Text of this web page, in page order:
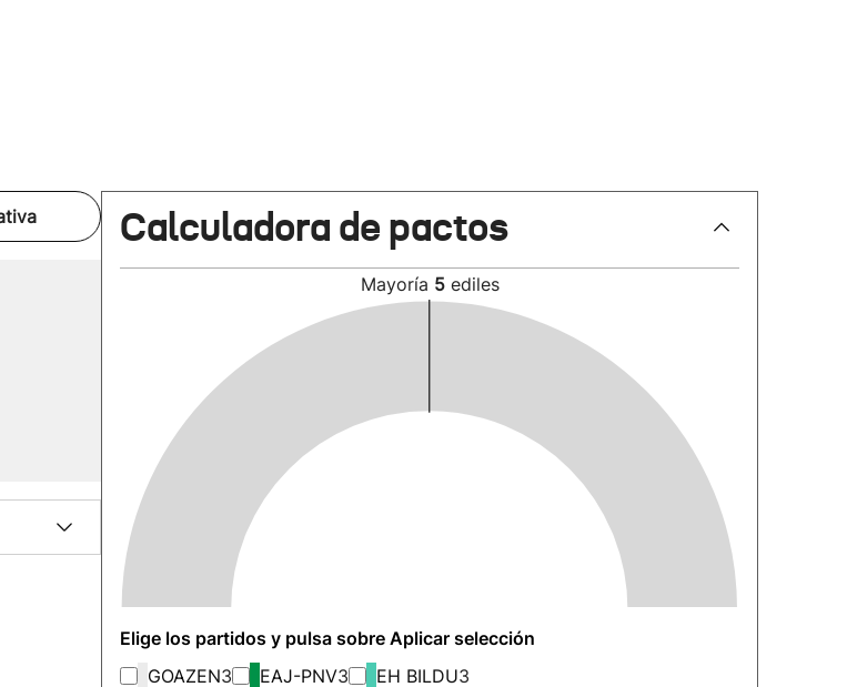
Calculadora de pactos
Mayoría 5 ediles
Elige los partidos y pulsa sobre Aplicar selección
GOAZEN3 EAJ-PNV3 EH BILDU3